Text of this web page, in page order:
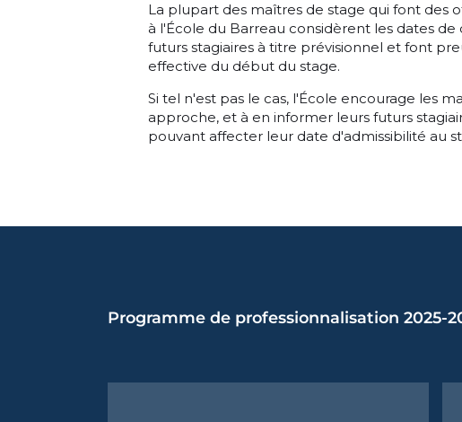
La plupart des maîtres de stage qui font des
à l'École du Barreau considèrent les dates
futurs stagiaires à titre prévisionnel et font
effective du début du stage.
Si tel n'est pas le cas, l'École encourage les
approche, et à en informer leurs futurs
pouvant affecter leur date d'admissibilité au
Programme de professionnalisation 2025-